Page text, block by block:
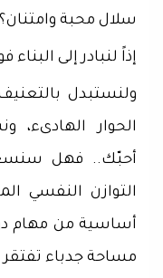
سلال محبة وامتنان؟
إذاً لنبادر إلى البناء
ولنستبدل
الحوار الهادىء،
أحبّك.. فهل
التوازن النفسي
أساسية من مهام
مساحة جدباء